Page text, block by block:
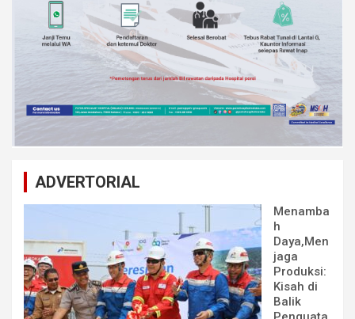
ADVERTORIAL
Menamba
h
Daya,Men
jaga
Produksi:
Kisah di
Balik